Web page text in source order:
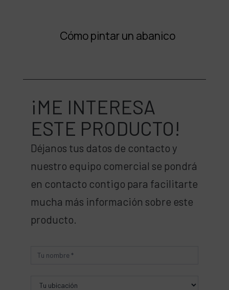
Cómo pintar un abanico
¡ME INTERESA
ESTE PRODUCTO!
Déjanos tus datos de contacto y
nuestro equipo comercial se pondrá
en contacto contigo para facilitarte
mucha más información sobre este
producto.
Producto